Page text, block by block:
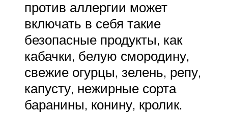
против аллергии может
включать в себя такие
безопасные продукты, как
кабачки, белую смородину,
свежие огурцы, зелень, репу,
капусту, нежирные сорта
баранины, конину, кролик.